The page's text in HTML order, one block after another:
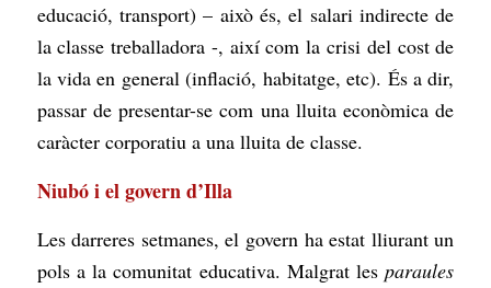
educació, transport) – això és, el salari indirecte de
la classe treballadora -, així com la crisi del cost de
la vida en general (inflació, habitatge, etc). És a dir,
passar de presentar-se com una lluita econòmica de
caràcter corporatiu a una lluita de classe.
Niubó i el govern d’Illa
Les darreres setmanes, el govern ha estat lliurant un
pols a la comunitat educativa. Malgrat lesparaules